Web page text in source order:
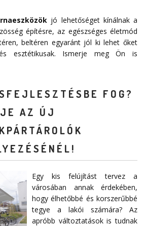
jó lehetőséget kínálnak a
építésre, az egészséges életmód
beltéren egyaránt jól ki lehet őket
esztétikusak. Ismerje meg Ön is
FOG?
AZ ÚJ
Egy kis felújítást tervez a
városában annak érdekében,
hogy élhetőbbé és korszerűbbé
tegye a lakói számára? Az
apróbb változtatások is tudnak